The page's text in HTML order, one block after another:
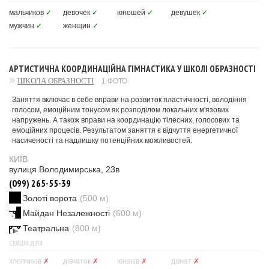
мальчиков ✓ девочек ✓ юношей ✓ девушек ✓
мужчин ✓ женщин ✓
АРТИСТИЧНА КООРДИНАЦІЙНА ГІМНАСТИКА У ШКОЛІ ОБРАЗНОСТІ
ШКОЛА ОБРАЗНОСТІ 1 ФОТО
Заняття включає в себе вправи на розвиток пластичності, володіння
голосом, емоційним тонусом як розподілом локальних м'язових
напружень. А також вправи на координацію тілесних, голосових та
емоційних процесів. Результатом заняття є відчуття енергетичної
насиченості та надлишку потенційних можливостей.
КИЇВ
вулиця Володимирська, 23в
(099) 265-55-39
Золоті ворота (500 м)
Майдан Незалежності (600 м)
Театральна (800 м)
СЕКЦІЯ ДЛЯ
хлопчиків ✗ дівчаток ✗ юнаків ✗ дівчат ✗